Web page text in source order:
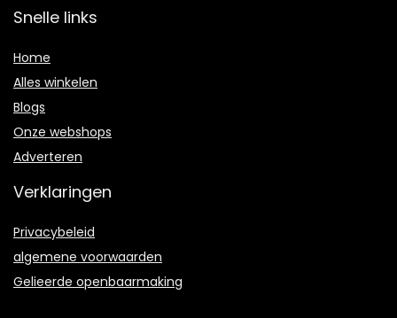
Snelle links
Home
Alles winkelen
Blogs
Onze webshops
Adverteren
Verklaringen
Privacybeleid
algemene voorwaarden
Gelieerde openbaarmaking